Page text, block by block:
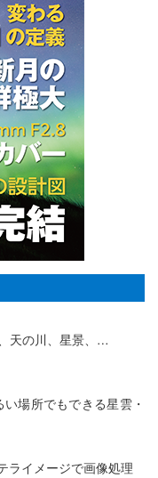
天の川、星景、…
場所でもできる星雲・
ライメージで画像処理